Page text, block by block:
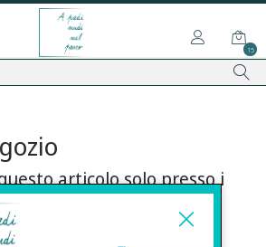
15
articolo solo presso i